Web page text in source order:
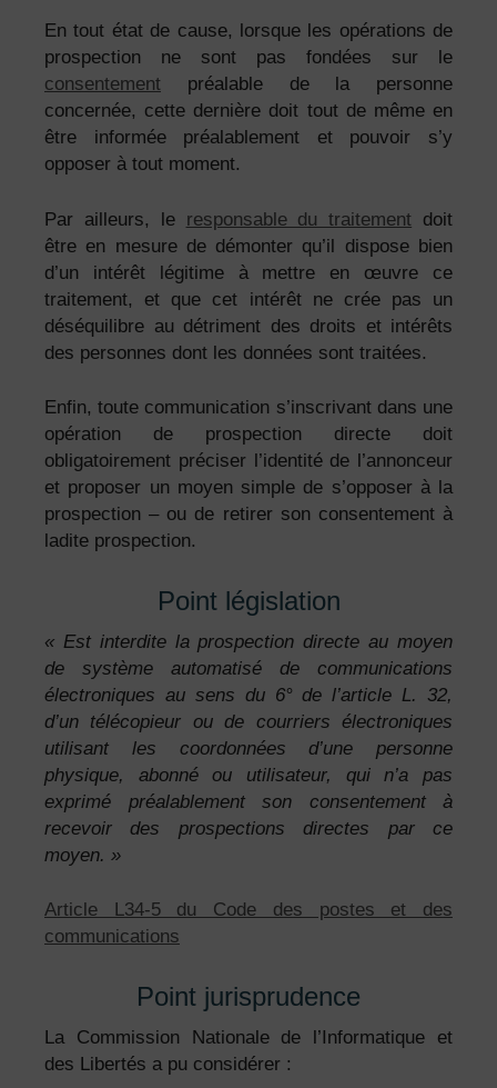
En tout état de cause, lorsque les opérations de
prospection ne sont pas fondées sur le
consentement préalable de la personne
concernée, cette dernière doit tout de même en
être informée préalablement et pouvoir s’y
opposer à tout moment.
Par ailleurs, le responsable du traitement doit
être en mesure de démonter qu’il dispose bien
d’un intérêt légitime à mettre en œuvre ce
traitement, et que cet intérêt ne crée pas un
déséquilibre au détriment des droits et intérêts
des personnes dont les données sont traitées.
Enfin, toute communication s’inscrivant dans une
opération de prospection directe doit
obligatoirement préciser l’identité de l’annonceur
et proposer un moyen simple de s’opposer à la
prospection – ou de retirer son consentement à
ladite prospection.
Point législation
« Est interdite la prospection directe au moyen
de système automatisé de communications
électroniques au sens du 6° de l’article L. 32,
d’un télécopieur ou de courriers électroniques
utilisant les coordonnées d’une personne
physique, abonné ou utilisateur, qui n’a pas
exprimé préalablement son consentement à
recevoir des prospections directes par ce
moyen. »
Article L34-5 du Code des postes et des
communications
Point jurisprudence
La Commission Nationale de l’Informatique et
des Libertés a pu considérer :